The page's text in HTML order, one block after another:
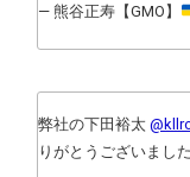
— 熊谷正寿【GMO】
弊社の下田裕太
りがとうございました